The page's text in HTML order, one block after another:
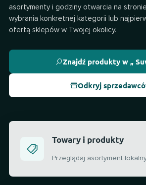
asortymenty i godziny otwarcia na
wybrania konkretnej kategorii lub
ofertą sklepów w Twojej okolicy.
Znajdź produkty w „
Odkryj
Towary i produkty
Przeglądaj asortyment